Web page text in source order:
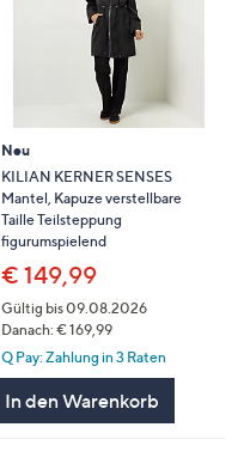
Neu
KILIAN KERNER SENSES
Mantel, Kapuze verstellbare
Taille Teilsteppung
figurumspielend
€ 149,99
Gültig bis 09.08.2026
Danach: € 169,99
Q Pay: Zahlung in 3 Raten
In den Warenkorb